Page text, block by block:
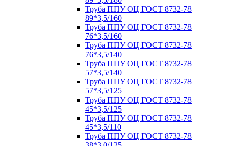
Труба ППУ ОЦ ГОСТ 8732-78
89*3,5/160
Труба ППУ ОЦ ГОСТ 8732-78
76*3,5/160
Труба ППУ ОЦ ГОСТ 8732-78
76*3,5/140
Труба ППУ ОЦ ГОСТ 8732-78
57*3,5/140
Труба ППУ ОЦ ГОСТ 8732-78
57*3,5/125
Труба ППУ ОЦ ГОСТ 8732-78
45*3,5/125
Труба ППУ ОЦ ГОСТ 8732-78
45*3,5/110
Труба ППУ ОЦ ГОСТ 8732-78